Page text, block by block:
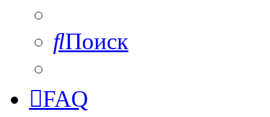
Поиск
FAQ